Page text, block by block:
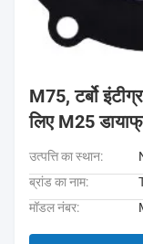
M75, टर्बो
लिए M25
उत्पत्ति का स्थान:
ब्रांड का नाम:
मॉडल नंबर: